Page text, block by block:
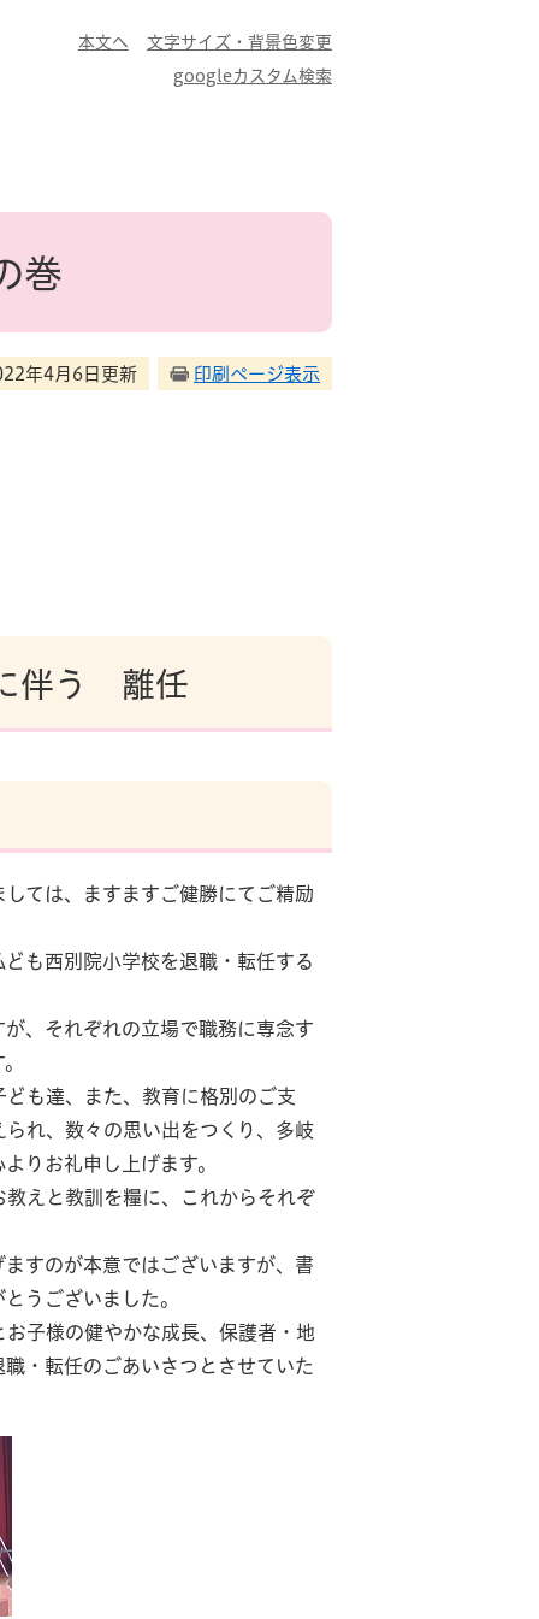
本文へ
文字サイズ・背景色変更
googleカスタム検索
巻
年4月6日更新 印刷ページ表示
伴う 離任
は、ますますご健勝にてご精励
も西別院小学校を退職・転任する
、それぞれの立場で職務に専念す
も達、また、教育に格別のご支
れ、数々の思い出をつくり、多岐
りお礼申し上げます。
えと教訓を糧に、これからそれぞ
すのが本意ではございますが、書
うございました。
子様の健やかな成長、保護者・地
・転任のごあいさつとさせていた